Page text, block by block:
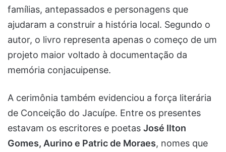
famílias, antepassados e personagens que
ajudaram a construir a história local. Segundo o
autor, o livro representa apenas o começo de um
projeto maior voltado à documentação da
memória conjacuipense.
A cerimônia também evidenciou a força literária
de Conceição do Jacuípe. Entre os presentes
estavam os escritores e poetas José Ilton
Gomes, Aurino e Patric de Moraes, nomes que